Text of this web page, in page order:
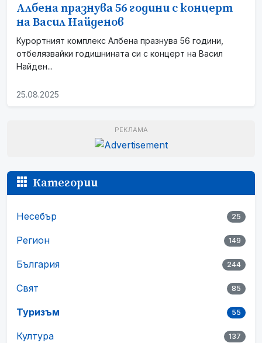
Албена празнува 56 години с концерт
на Васил Найденов
Курортният комплекс Албена празнува 56 години,
отбелязвайки годишнината си с концерт на Васил
Найден...
25.08.2025
РЕКЛАМА
Категории
Несебър 25
Регион 149
България 244
Свят 85
Туризъм 55
Култура 137